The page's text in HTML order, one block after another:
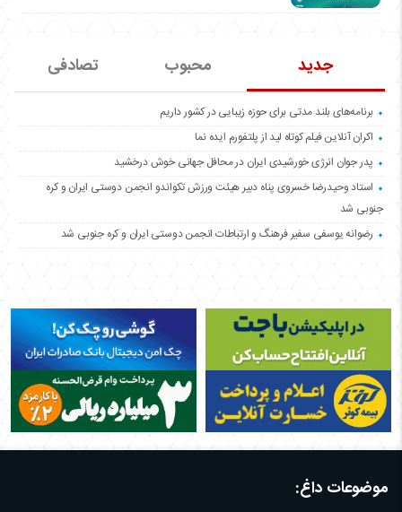
جدید محبوب تصادفی
برنامه‌های بلند مدتی برای حوزه زیبایی در کشور داریم
اکران آنلاین فیلم کوتاه لید از پلتفورم ایده نما
پدر جوان انرژی خورشیدی ایران در محافل جهانی خوش درخشید
استاد وحیدرضا خسروی پناه دبیر هیئت ورزش تکواندو انجمن دوستی ایران و کره
جنوبی شد
رضوانه یوسفی سفیر فرهنگ و ارتباطات انجمن دوستی ایران و کره جنوبی شد
موضوعات داغ: